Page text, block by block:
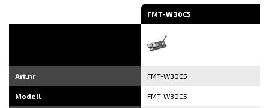
FMT-W30C5
Art.nr FMT-W30C5
Modell FMT-W30C5